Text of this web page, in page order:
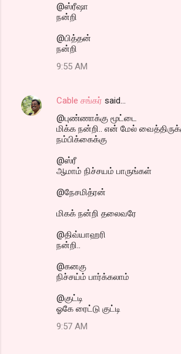
@ஸ்ரீஷா
நன்றி
@பித்தன்
நன்றி
9:55 AM
Cable சங்கர் said…
@புண்ணாக்கு மூட்டை
மிக்க நன்றி.. என் மேல்
நம்பிக்கைக்கு
@ஸ்ரீ
ஆமாம் நிச்சயம் பாருங்கள்
@நேசமித்ரன்
மிகக் நன்றி தலைவரே
@திவ்யாஹரி
நன்றி..
@கனகு
நிச்சய்ம் பார்க்கலாம்
@குட்டி
ஓகே ரைட்டு குட்டி
9:57 AM